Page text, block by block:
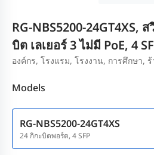
RG-NBS5200-24GT4XS,
บิต เลเยอร์ 3 ไม่มี PoE, 4
องค์กร, โรงแรม, โรงงาน, การศึกษา,
Models
RG-NBS5200-24GT4XS
24 กิกะบิตพอร์ต, 4 SFP